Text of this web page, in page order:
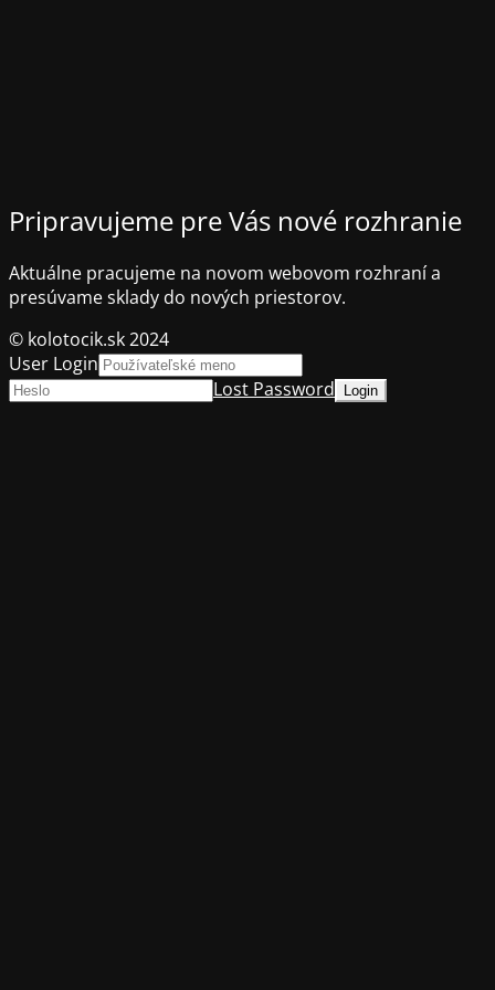
Pripravujeme pre Vás nové rozhranie
Aktuálne pracujeme na novom webovom rozhraní a
presúvame sklady do nových priestorov.
© kolotocik.sk 2024
User Login
Lost Password